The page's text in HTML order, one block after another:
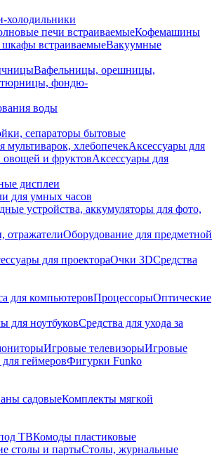
холодильники
печи встраиваемыеКофемашины
встраиваемыеВакуумные
Вафельницы, орешницы,
фондю-
воды
сепараторы бытовые
мультиварок, хлебопечекАксессуары для
овощей и фруктовАксессуары для
дисплеи
для умных часов
устройства, аккумуляторы для фото,
отражателиОборудование для предметной
для проектораОчки 3DСредства
для компьютеровПроцессорыОптические
для ноутбуковСредства для ухода за
Игровые телевизорыИгровые
геймеровФигурки Funko
садовыеКомплекты мягкой
ТВКомоды пластиковые
столы и партыСтолы, журнальные